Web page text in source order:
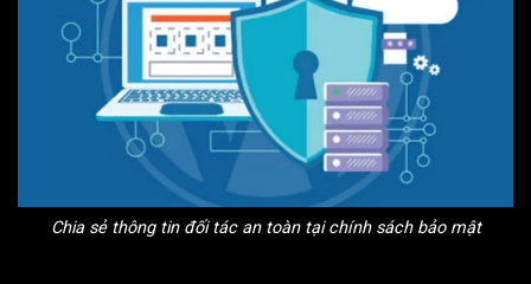
Chia sẻ thông tin đối tác an toàn tại chính sách bảo mật